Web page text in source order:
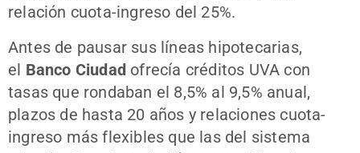
relación cuota-ingreso del 25%.
Antes de pausar sus líneas hipotecarias,
el Banco Ciudad ofrecía créditos UVA con
tasas que rondaban el 8,5% al 9,5% anual,
plazos de hasta 20 años y relaciones cuota-
ingreso más flexibles que las del sistema